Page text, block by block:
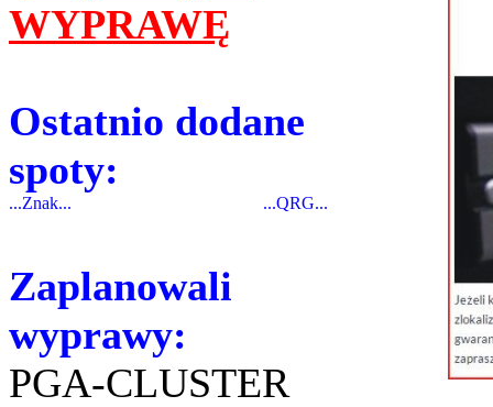
WYPRAWĘ
Ostatnio dodane
spoty:
...Znak... ...QRG...
Zaplanowali
wyprawy:
PGA-CLUSTER